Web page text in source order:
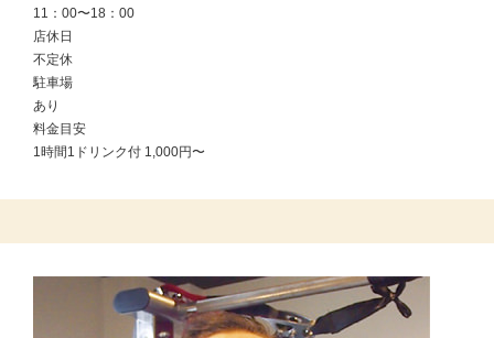
11：00〜18：00
店休日
不定休
駐車場
あり
料金目安
1時間1ドリンク付 1,000円〜